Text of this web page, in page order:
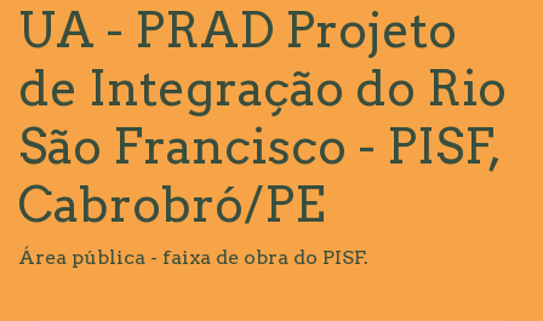
UA - PRAD Projeto
de Integração do Rio
São Francisco - PISF,
Cabrobró/PE
Área pública - faixa de obra do PISF.